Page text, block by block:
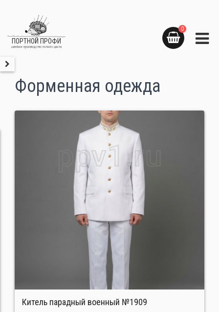
ПОРТНОЙ ПРОФИ
швейное производство полного цикла
0
Форменная одежда
Китель парадный военный №1909